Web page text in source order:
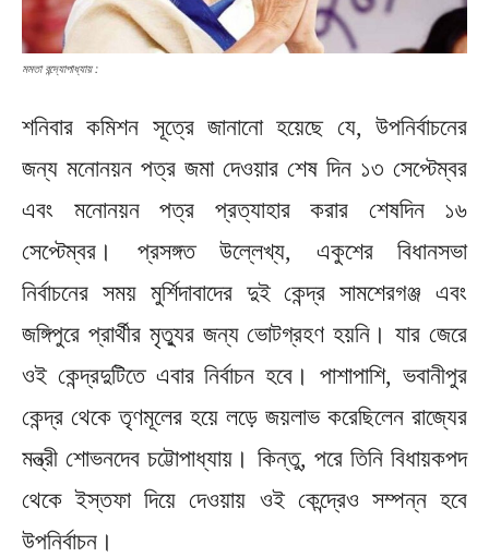
মমতা বন্দ্যোপাধ্যায় :
শনিবার কমিশন সূত্রে জানানো হয়েছে যে, উপনির্বাচনের
জন্য মনোনয়ন পত্র জমা দেওয়ার শেষ দিন ১৩ সেপ্টেম্বর
এবং মনোনয়ন পত্র প্রত্যাহার করার শেষদিন ১৬
সেপ্টেম্বর। প্রসঙ্গত উল্লেখ্য, একুশের বিধানসভা
নির্বাচনের সময় মুর্শিদাবাদের দুই কেন্দ্র সামশেরগঞ্জ এবং
জঙ্গিপুরে প্রার্থীর মৃত্যুর জন্য ভোটগ্রহণ হয়নি। যার জেরে
ওই কেন্দ্রদুটিতে এবার নির্বাচন হবে। পাশাপাশি, ভবানীপুর
কেন্দ্র থেকে তৃণমূলের হয়ে লড়ে জয়লাভ করেছিলেন রাজ্যের
মন্ত্রী শোভনদেব চট্টোপাধ্যায়। কিন্তু, পরে তিনি বিধায়কপদ
থেকে ইস্তফা দিয়ে দেওয়ায় ওই কেন্দ্রেও সম্পন্ন হবে
উপনির্বাচন।